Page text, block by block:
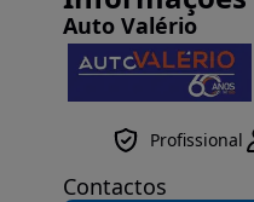
Auto Valério
Profissional
Contactos